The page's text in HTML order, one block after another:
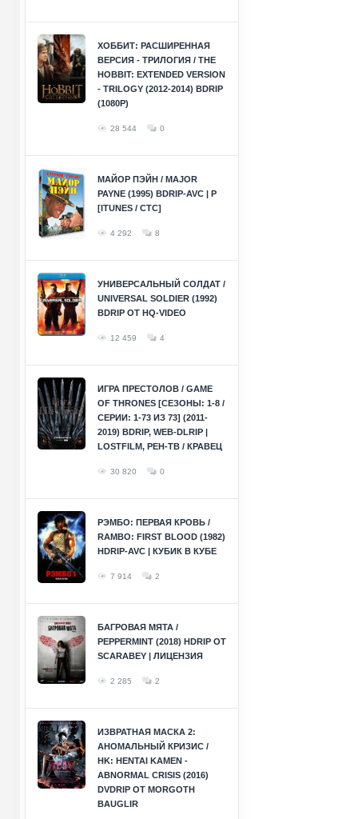
ХОББИТ: РАСШИРЕННАЯ
ВЕРСИЯ - ТРИЛОГИЯ / THE
HOBBIT: EXTENDED VERSION
- TRILOGY (2012-2014) BDRIP
(1080P)
28 544 0
МАЙОР ПЭЙН / MAJOR
PAYNE (1995) BDRIP-AVC | P
[ITUNES / СТС]
4 292 8
УНИВЕРСАЛЬНЫЙ СОЛДАТ /
UNIVERSAL SOLDIER (1992)
BDRIP ОТ HQ-VIDEO
12 459 4
ИГРА ПРЕСТОЛОВ / GAME
OF THRONES [СЕЗОНЫ: 1-8 /
СЕРИИ: 1-73 ИЗ 73] (2011-
2019) BDRIP, WEB-DLRIP |
LOSTFILM, РЕН-ТВ / КРАВЕЦ
30 820 0
РЭМБО: ПЕРВАЯ КРОВЬ /
RAMBO: FIRST BLOOD (1982)
HDRIP-AVC | КУБИК В КУБЕ
7 914 2
БАГРОВАЯ МЯТА /
PEPPERMINT (2018) HDRIP ОТ
SCARABEY | ЛИЦЕНЗИЯ
2 285 2
ИЗВРАТНАЯ МАСКА 2:
АНОМАЛЬНЫЙ КРИЗИС /
HK: HENTAI KAMEN -
ABNORMAL CRISIS (2016)
DVDRIP ОТ MORGOTH
BAUGLIR